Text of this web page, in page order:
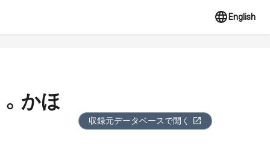
English
。かほ
収録元データベースで開く